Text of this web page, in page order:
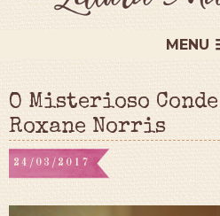
MENU
O Misterioso
Roxane Norris
24/03/2017